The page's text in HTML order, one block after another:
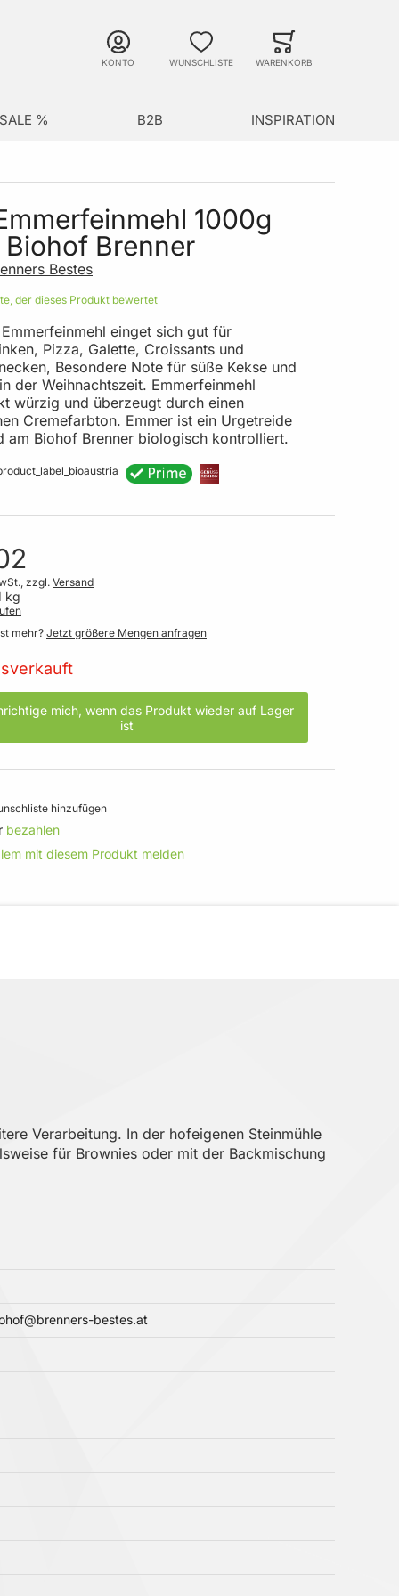
KONTO WUNSCHLISTE WARENKORB
SALE % B2B INSPIRATION
1000g
Brenner
Bestes
der dieses Produkt bewertet
einget sich gut für
Pizza, Galette, Croissants und
Besondere Note für süße Kekse und
der Weihnachtszeit. Emmerfeinmehl
würzig und überzeugt durch einen
Cremefarbton. Emmer ist ein Urgetreide
am Biohof Brenner biologisch kontrolliert.
zzgl.Versand
kg
mehr? Jetzt größere Mengen anfragen
mich, wenn das Produkt wieder auf Lager
ist
hinzufügen
bezahlen
mit diesem Produkt melden
Verarbeitung. In der hofeigenen Steinmühle
für Brownies oder mit der Backmischung
bestes.at